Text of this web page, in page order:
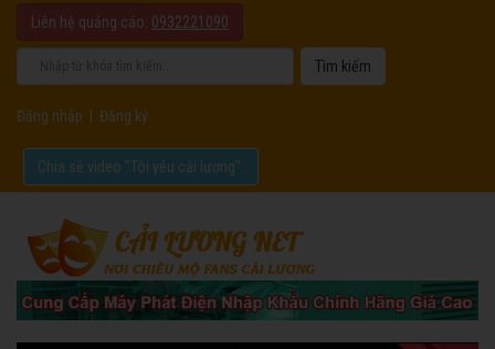
Liên hệ quảng cáo: 0932221090
Đăng nhập Đăng ký
Chia sẻ video "Tôi yêu cải lương".